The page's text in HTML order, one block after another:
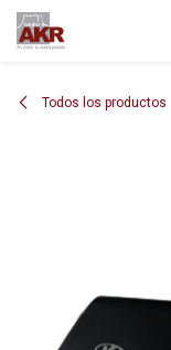
Ir al contenido
Todos los productos